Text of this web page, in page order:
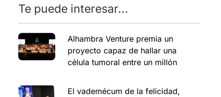
Te puede interesar...
Alhambra Venture premia un
proyecto capaz de hallar una
célula tumoral entre un millón
El vademécum de la felicidad,